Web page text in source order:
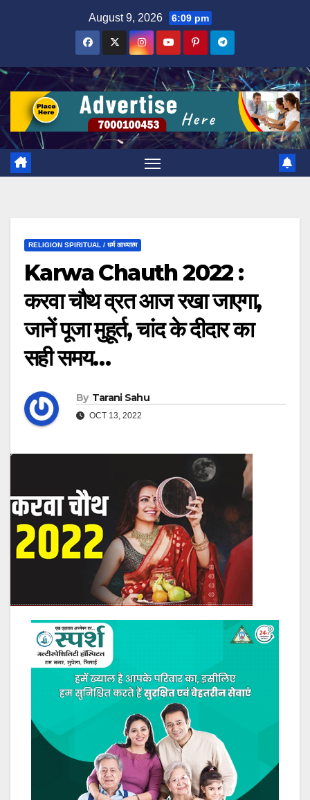
August 9, 2026 6:09 pm
RELIGION SPIRITUAL / धर्म आध्यात्म
Karwa Chauth 2022 :
करवा चौथ व्रत आज रखा जाएगा,
जानें पूजा मुहूर्त, चांद के दीदार का
सही समय…
By Tarani Sahu
OCT 13, 2022